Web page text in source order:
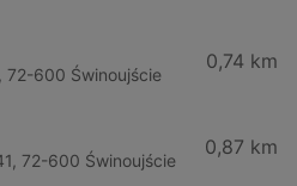
72-600 Świnoujście
0,74 km
72-600 Świnoujście
0,87 km